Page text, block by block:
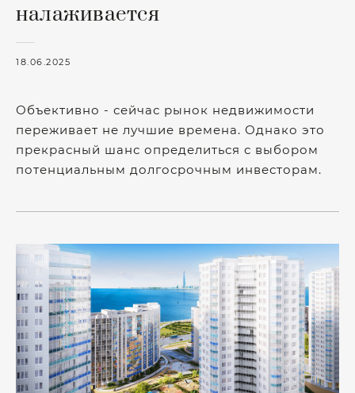
налаживается
18.06.2025
Объективно - сейчас рынок недвижимости
переживает не лучшие времена. Однако это
прекрасный шанс определиться с выбором
потенциальным долгосрочным инвесторам.